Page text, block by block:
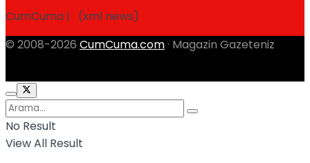
CumCuma | (xml news)
© 2008-2026 CumCuma.com · Magazin Gazeteniz
No Result
View All Result